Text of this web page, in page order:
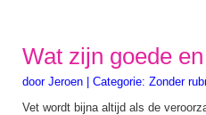
Wat zijn goede
door Jeroen Categorie: Zonder
Vet wordt bijna altijd als de